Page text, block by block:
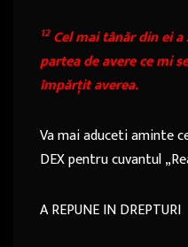
12 Cel mai tânăr din ei a
partea de avere ce mi
împărţit averea.
Va mai aduceti aminte
DEX pentru cuvantul
A REPUNE IN DREPTURI